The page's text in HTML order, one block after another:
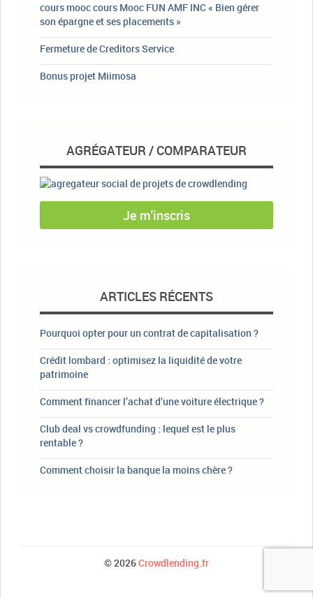
cours mooc cours Mooc FUN AMF INC « Bien gérer
son épargne et ses placements »
Fermeture de Creditors Service
Bonus projet Miimosa
AGRÉGATEUR / COMPARATEUR
Je m'inscris
ARTICLES RÉCENTS
Pourquoi opter pour un contrat de capitalisation ?
Crédit lombard : optimisez la liquidité de votre
patrimoine
Comment financer l’achat d’une voiture électrique ?
Club deal vs crowdfunding : lequel est le plus
rentable ?
Comment choisir la banque la moins chère ?
© 2026Crowdlending.fr